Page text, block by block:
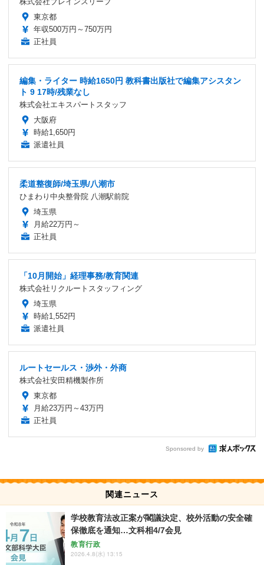
東京都
年収500万円～750万円
正社員
編集・ライター 時給1650円 教科書出版社で編集アシスタン
ト 9 17時/残業なし
株式会社エキスパートスタッフ
大阪府
時給1,650円
派遣社員
柔道整復師/埼玉県/八潮市
ひまわり中央整骨院 八潮駅前院
埼玉県
月給22万円～
正社員
「10月開始」経理事務/教育関連
株式会社リクルートスタッフィング
埼玉県
時給1,552円
派遣社員
ルートセールス・渉外・外商
株式会社安田精機製作所
東京都
月給23万円～43万円
正社員
Sponsored by
関連ニュース
学校教育法改正案が閣議決定、校外活動の安全確
保徹底を通知…文科相4/7会見
教育行政
2026.4.8(水) 13:15